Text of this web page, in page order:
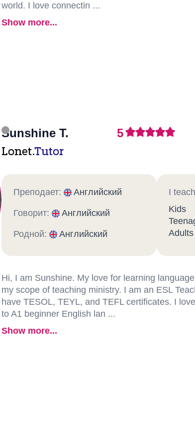
world. I love connectin ...
Show more...
Sunshine T. 5
Lonet.Tutor
Преподает: Английский
Говорит: Английский
Родной: Английский
I
Kids
Adults
Hi, I am Sunshine. My love for learning
my scope of teaching ministry. I am an ESL
have TESOL, TEYL, and TEFL certificates. I
to A1 beginner English lan ...
Show more...